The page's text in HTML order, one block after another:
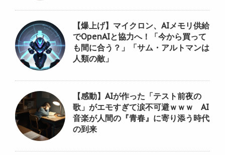
【爆上げ】マイクロン、AIメモリ供給
でOpenAIと協力へ！「今から買って
も間に合う？」「サム・アルトマンは
人類の敵」
【感動】AIが作った「テスト前夜の
歌」がエモすぎて涙不可避ｗｗｗ AI
音楽が人間の『青春』に寄り添う時代
の到来